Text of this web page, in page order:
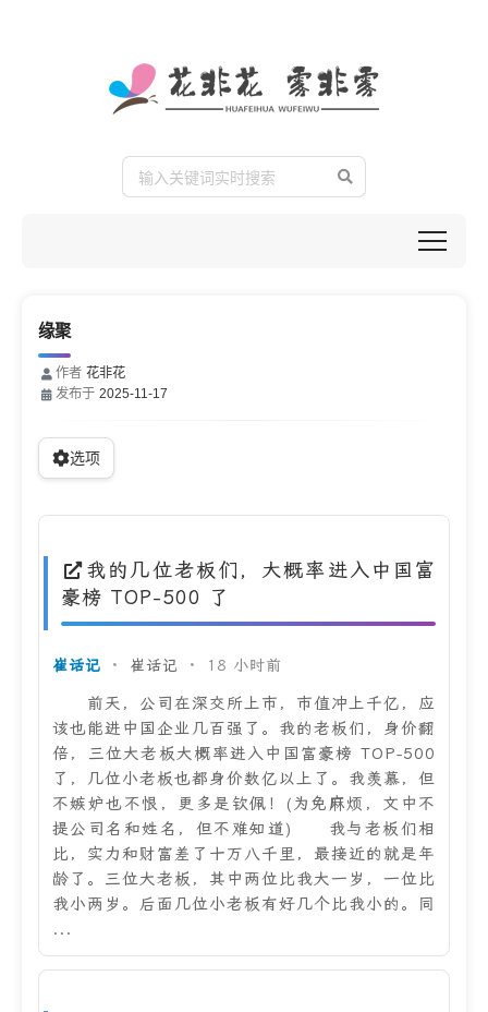
缘聚
作者 花非花
发布于 2025-11-17
选项
我的几位老板们，大概率进入中国富
豪榜 TOP-500 了
崔话记 · 崔话记 · 18 小时前
前天，公司在深交所上市，市值冲上千亿，应
该也能进中国企业几百强了。我的老板们，身价翻
倍，三位大老板大概率进入中国富豪榜 TOP-500
了，几位小老板也都身价数亿以上了。我羡慕，但
不嫉妒也不恨，更多是钦佩！(为免麻烦，文中不
提公司名和姓名，但不难知道) 我与老板们相
比，实力和财富差了十万八千里，最接近的就是年
龄了。三位大老板，其中两位比我大一岁，一位比
我小两岁。后面几位小老板有好几个比我小的。同
...